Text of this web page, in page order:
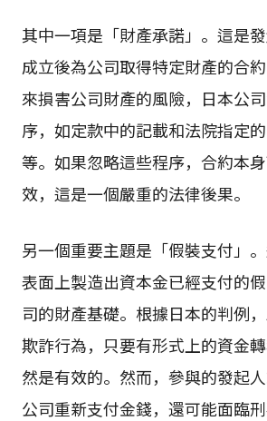
其中一項是「財產承諾」。這是
成立後為公司取得特定財產的合
來損害公司財產的風險，日本公
序，如定款中的記載和法院指定
等。如果忽略這些程序，合約本
效，這是一個嚴重的法律後果。
另一個重要主題是「假裝支付」。
表面上製造出資本金已經支付的
司的財產基礎。根據日本的判例
欺詐行為，只要有形式上的資金
然是有效的。然而，參與的發起
公司重新支付金錢，還可能面臨刑